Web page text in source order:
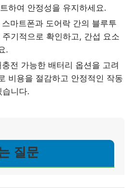
하여 안정성을 유지하세요.
스마트폰과 도어락 간의 블루투
기적으로 확인하고, 간섭 요소
.
충전 가능한 배터리 옵션을 고려
비용을 절감하고 안정적인 작동
습니다.
질문